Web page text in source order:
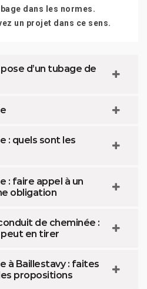
dans les normes.
un projet dans ce sens.
d’un tubage de
: quels sont les
: faire appel à un
obligation
de cheminée :
peut en tirer
à Baillestavy : faites
propositions